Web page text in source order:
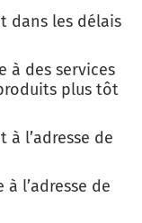
dans les délais
à des services
plus tôt
à l’adresse de
l’adresse de